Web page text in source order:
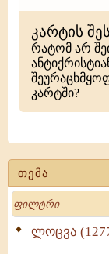
თემა
Search
ლოცვა
კარტის
რატომ არ
კარტში?